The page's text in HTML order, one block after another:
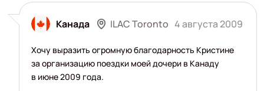
Канада ILAC Toronto 4 августа 2009
Хочу выразить огромную благодарность Кристине
за организацию поездки моей дочери в Канаду
в июне 2009 года.